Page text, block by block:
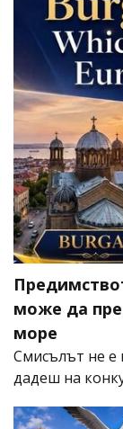
може да
море
Смисълът не е
дадеш на